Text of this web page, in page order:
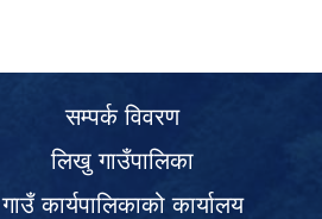
सम्पर्क विवरण
लिखु गाउँपालिका
गाउँ कार्यपालिकाको कार्यालय